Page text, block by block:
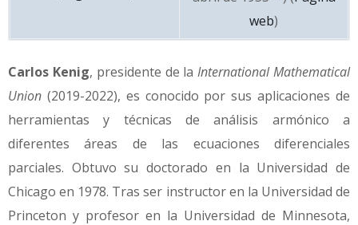
web)
Carlos Kenig, presidente de laInternational Mathematical
Union (2019-2022), es conocido por sus aplicaciones de
herramientas y técnicas de análisis armónico a
diferentes áreas de las ecuaciones diferenciales
parciales. Obtuvo su doctorado en la Universidad de
Chicago en 1978. Tras ser instructor en la Universidad de
Princeton y profesor en la Universidad de Minnesota,